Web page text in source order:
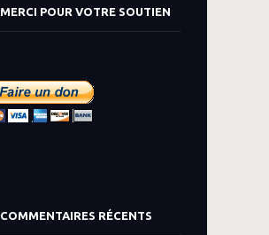
MERCI POUR VOTRE SOUTIEN
COMMENTAIRES RÉCENTS